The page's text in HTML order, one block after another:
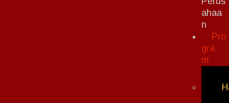
ahaa
n
Pro
gra
m